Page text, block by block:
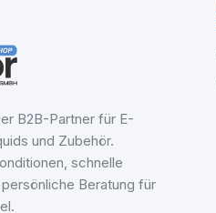
B2B-Partner für E-
und Zubehör.
schnelle
Beratung für